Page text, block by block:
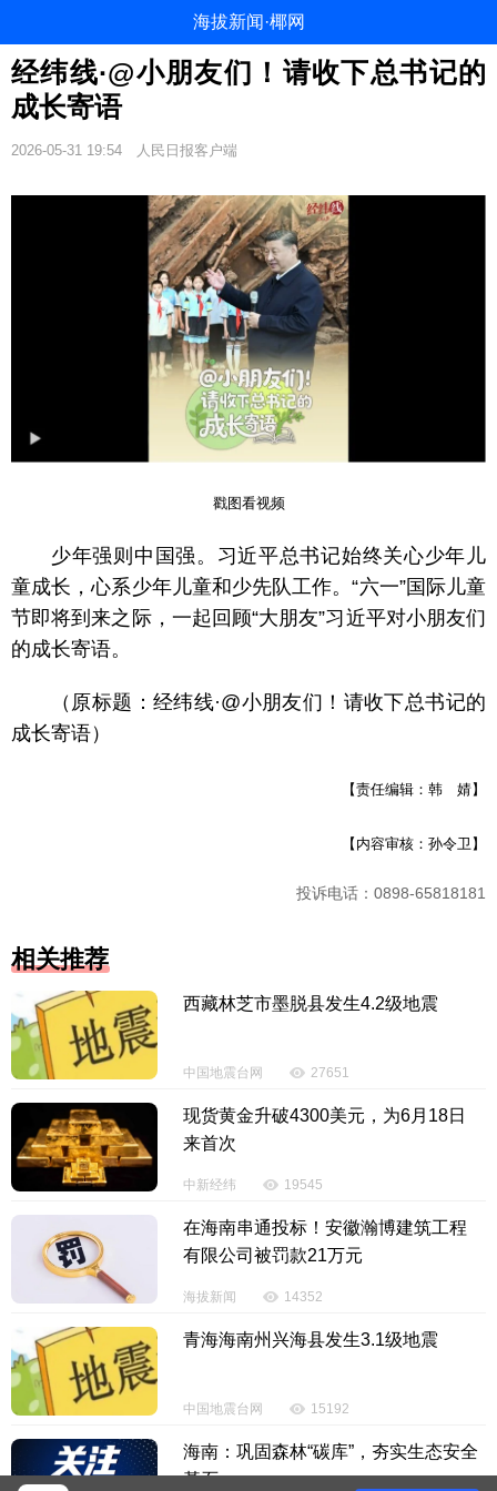
海拔新闻·椰网
经纬线·@小朋友们！请收下总书记的
成长寄语
2026-05-31 19:54 人民日报客户端
戳图看视频
少年强则中国强。习近平总书记始终关心少年儿
童成长，心系少年儿童和少先队工作。“六一”国际儿童
节即将到来之际，一起回顾“大朋友”习近平对小朋友们
的成长寄语。
（原标题：经纬线·@小朋友们！请收下总书记的
成长寄语）
【责任编辑：韩 婧】
【内容审核：孙令卫】
投诉电话：0898-65818181
相关推荐
西藏林芝市墨脱县发生4.2级地震
中国地震台网 27651
现货黄金升破4300美元，为6月18日
来首次
中新经纬 19545
在海南串通投标！安徽瀚博建筑工程
有限公司被罚款21万元
海拔新闻 14352
青海海南州兴海县发生3.1级地震
中国地震台网 15192
海南：巩固森林“碳库”，夯实生态安全
基石